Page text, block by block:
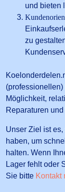
und bieten
zu
Möglichkeit,
Reparaturen
Unser Ziel ist
haben, um
halten. Wenn
Lager fehlt oder
Sie bitte Kontakt